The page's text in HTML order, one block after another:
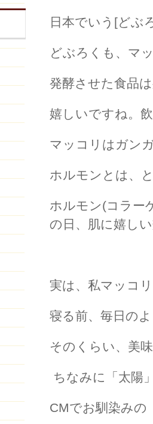
日本でいう[どぶ
どぶろくも、マ
発酵させた食品
嬉しいですね。
マッコリはガン
ホルモンとは、
ホルモン(コラー
の日、肌に嬉し
実は、私マッコ
寝る前、毎日の
そのくらい、美
ちなみに「太陽
CMでお馴染みの